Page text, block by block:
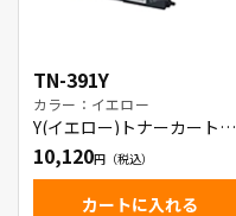
TN-391Y
カラー：イエロー
Y(イエロー)トナーカートリ
ッジ
10,120
カートに入れる